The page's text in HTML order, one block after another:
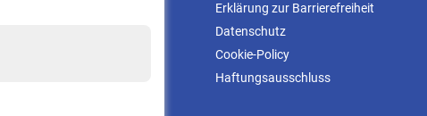
Erklärung zur Barrierefreiheit
Datenschutz
Cookie-Policy
Haftungsausschluss